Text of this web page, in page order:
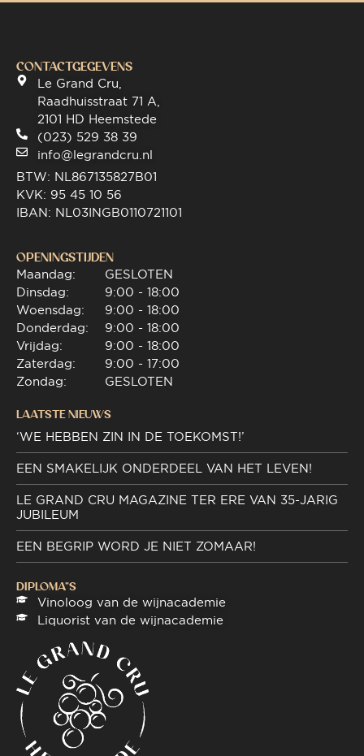
CONTACTGEGEVENS
Le Grand Cru,
Raadhuisstraat 71 A,
2101 HD Heemstede
(023) 529 38 39
info@legrandcru.nl
BTW: NL867135827B01
KVK: 95 45 10 56
IBAN: NL03INGB0110721101
OPENINGSTIJDEN
Maandag:
Dinsdag:
Woensdag:
Donderdag:
Vrijdag:
Zaterdag:
Zondag:
GESLOTEN
9:00 - 18:00
9:00 - 18:00
9:00 - 18:00
9:00 - 18:00
9:00 - 17:00
GESLOTEN
LAATSTE NIEUWS
‘WE HEBBEN ZIN IN DE TOEKOMST!’
EEN SMAKELIJK ONDERDEEL VAN HET LEVEN!
LE GRAND CRU MAGAZINE TER ERE VAN 35-JARIG
JUBILEUM
EEN BEGRIP WORD JE NIET ZOMAAR!
DIPLOMA"S
Vinoloog van de wijnacademie
Liquorist van de wijnacademie